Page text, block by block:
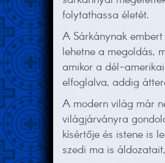
folytathassa életét.
A Sárkánynak
lehetne a megoldás,
amikor a dél-
elfoglalva, addig
A modern világ már
világjárványra
kísértője és istene is
szedi ma is